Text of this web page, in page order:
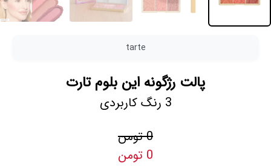
tarte
پالت رژگونه این بلوم تارت
3 رنگ کاربردی
0 تومن
0 تومن